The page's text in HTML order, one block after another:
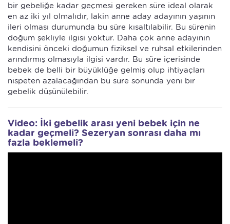
bir gebeliğe kadar geçmesi gereken süre ideal olarak
en az iki yıl olmalıdır, lakin anne aday adayının yaşının
ileri olması durumunda bu süre kısaltılabilir. Bu sürenin
doğum şekliyle ilgisi yoktur. Daha çok anne adayının
kendisini önceki doğumun fiziksel ve ruhsal etkilerinden
arındırmış olmasıyla ilgisi vardır. Bu süre içerisinde
bebek de belli bir büyüklüğe gelmiş olup ihtiyaçları
nispeten azalacağından bu süre sonunda yeni bir
gebelik düşünülebilir.
Video: İki gebelik arası yeni bebek için ne
kadar geçmeli? Sezeryan sonrası daha mı
fazla beklemeli?